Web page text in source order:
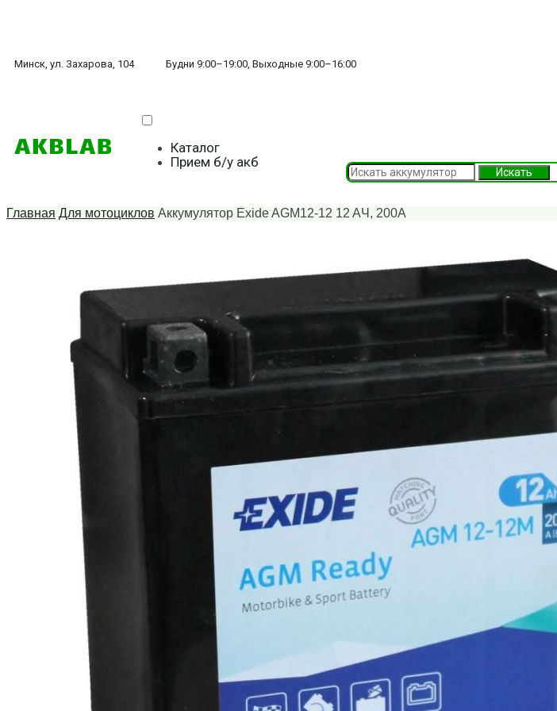
Минск, ул. Захарова, 104 Будни 9:00–19:00, Выходные 9:00–16:00
Каталог
Прием б/у акб
Искать
Главная Для мотоциклов Аккумулятор Exide AGM12-12 12 AЧ, 200А